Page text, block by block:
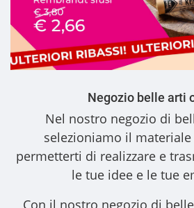
Negozio belle arti
Nel nostro negozio di
selezioniamo il
permetterti di realizzare e
le tue idee e le tue
Con il nostro negozio di